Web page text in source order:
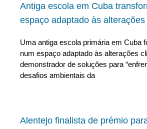
Antiga escola em Cuba
espaço adaptado às
Uma antiga escola primária em Cuba
num espaço adaptado às alterações
demonstrador de soluções para
desafios ambientais da
Alentejo finalista de prémio